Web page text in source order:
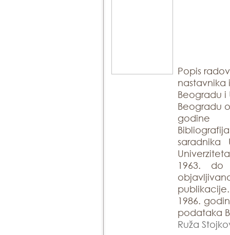
Popis
nastavnika
Beogradu i
Beogradu
godine
saradnika
1963.
1986.
podataka
Ruža